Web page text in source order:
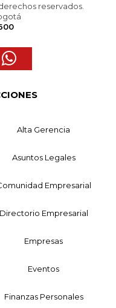
reservados.
Alta Gerencia
Asuntos Legales
Empresarial
Directorio Empresarial
Empresas
Eventos
Finanzas Personales